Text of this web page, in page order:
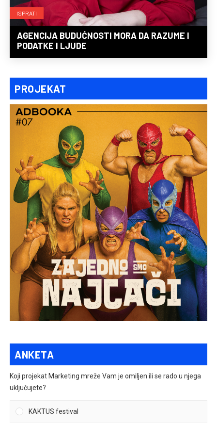
ISPRATI
AGENCIJA BUDUĆNOSTI MORA DA RAZUME I
PODATKE I LJUDE
PROJEKAT
ANKETA
Koji projekat Marketing mreže Vam je omiljen ili se rado u njega
uključujete?
KAKTUS festival